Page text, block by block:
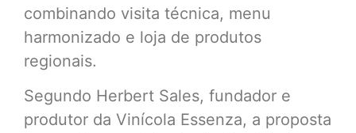
combinando visita técnica, menu
harmonizado e loja de produtos
regionais.
Segundo Herbert Sales, fundador e
produtor da Vinícola Essenza, a proposta